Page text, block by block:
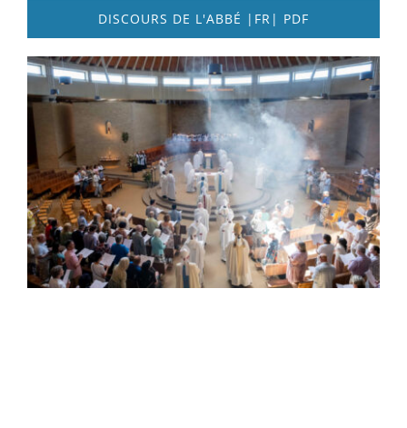
DISCOURS DE L'ABBÉ |FR| PDF